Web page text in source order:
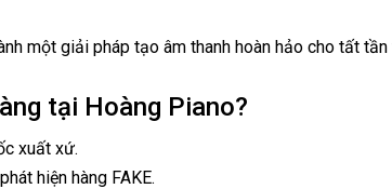
một giải pháp tạo âm thanh hoàn hảo cho tất
tại Hoàng Piano?
xuất xứ.
hiện hàng FAKE.